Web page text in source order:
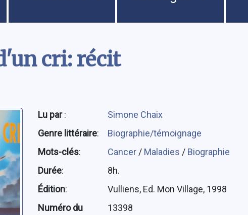
cri: récit
Lu par:
Simone Chaix
Genre littéraire:
Biographie/témoignage
Mots-clés: Cancer / Maladies / Biographie
Durée:
8h.
Édition:
Vulliens, Ed. Mon Village, 1998
Numéro du
13398